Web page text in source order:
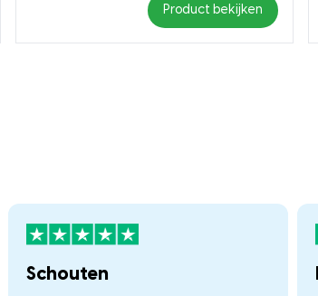
Product bekijken
Schouten